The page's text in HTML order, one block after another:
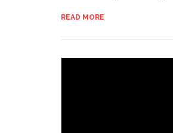
READ MORE